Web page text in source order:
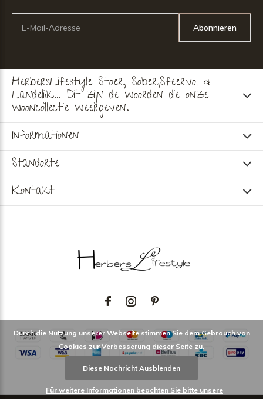
Abonnieren
HerbersLifestyle Stoer, Sober,Sfeervol &
Landelijk... Dit zijn de woorden die onze
wooncollectie weergeven.
Informationen
Standorte
Kontakt
Durch die Nutzung unserer Webseite stimmen Sie dem Gebrauch von
Cookies zur Verbesserung dieser Seite zu.
Diese Nachricht Ausblenden
Für weitere Informationen beachten Sie bitte unsere